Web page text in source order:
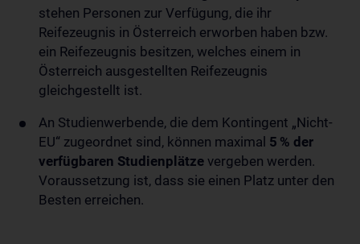
stehen Personen zur Verfügung, die ihr
Reifezeugnis in Österreich erworben haben bzw.
ein Reifezeugnis besitzen, welches einem in
Österreich ausgestellten Reifezeugnis
gleichgestellt ist.
An Studienwerbende, die dem Kontingent „Nicht-
EU“ zugeordnet sind, können maximal 5 % der
verfügbaren Studienplätze vergeben werden.
Voraussetzung ist, dass sie einen Platz unter den
Besten erreichen.